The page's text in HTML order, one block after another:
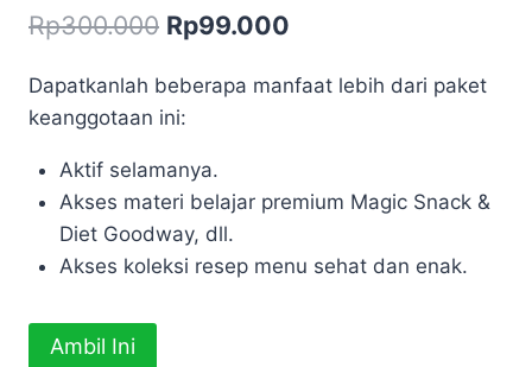
Rp300.000 Harga
adalah:
Rp99.000
ini
Dapatkanlah beberapa manfaat lebih dari paket
keanggotaan ini:
Aktif selamanya.
Akses materi belajar premium Magic Snack &
Diet Goodway, dll.
Akses koleksi resep menu sehat dan enak.
Kuantitas
Ambil Ini